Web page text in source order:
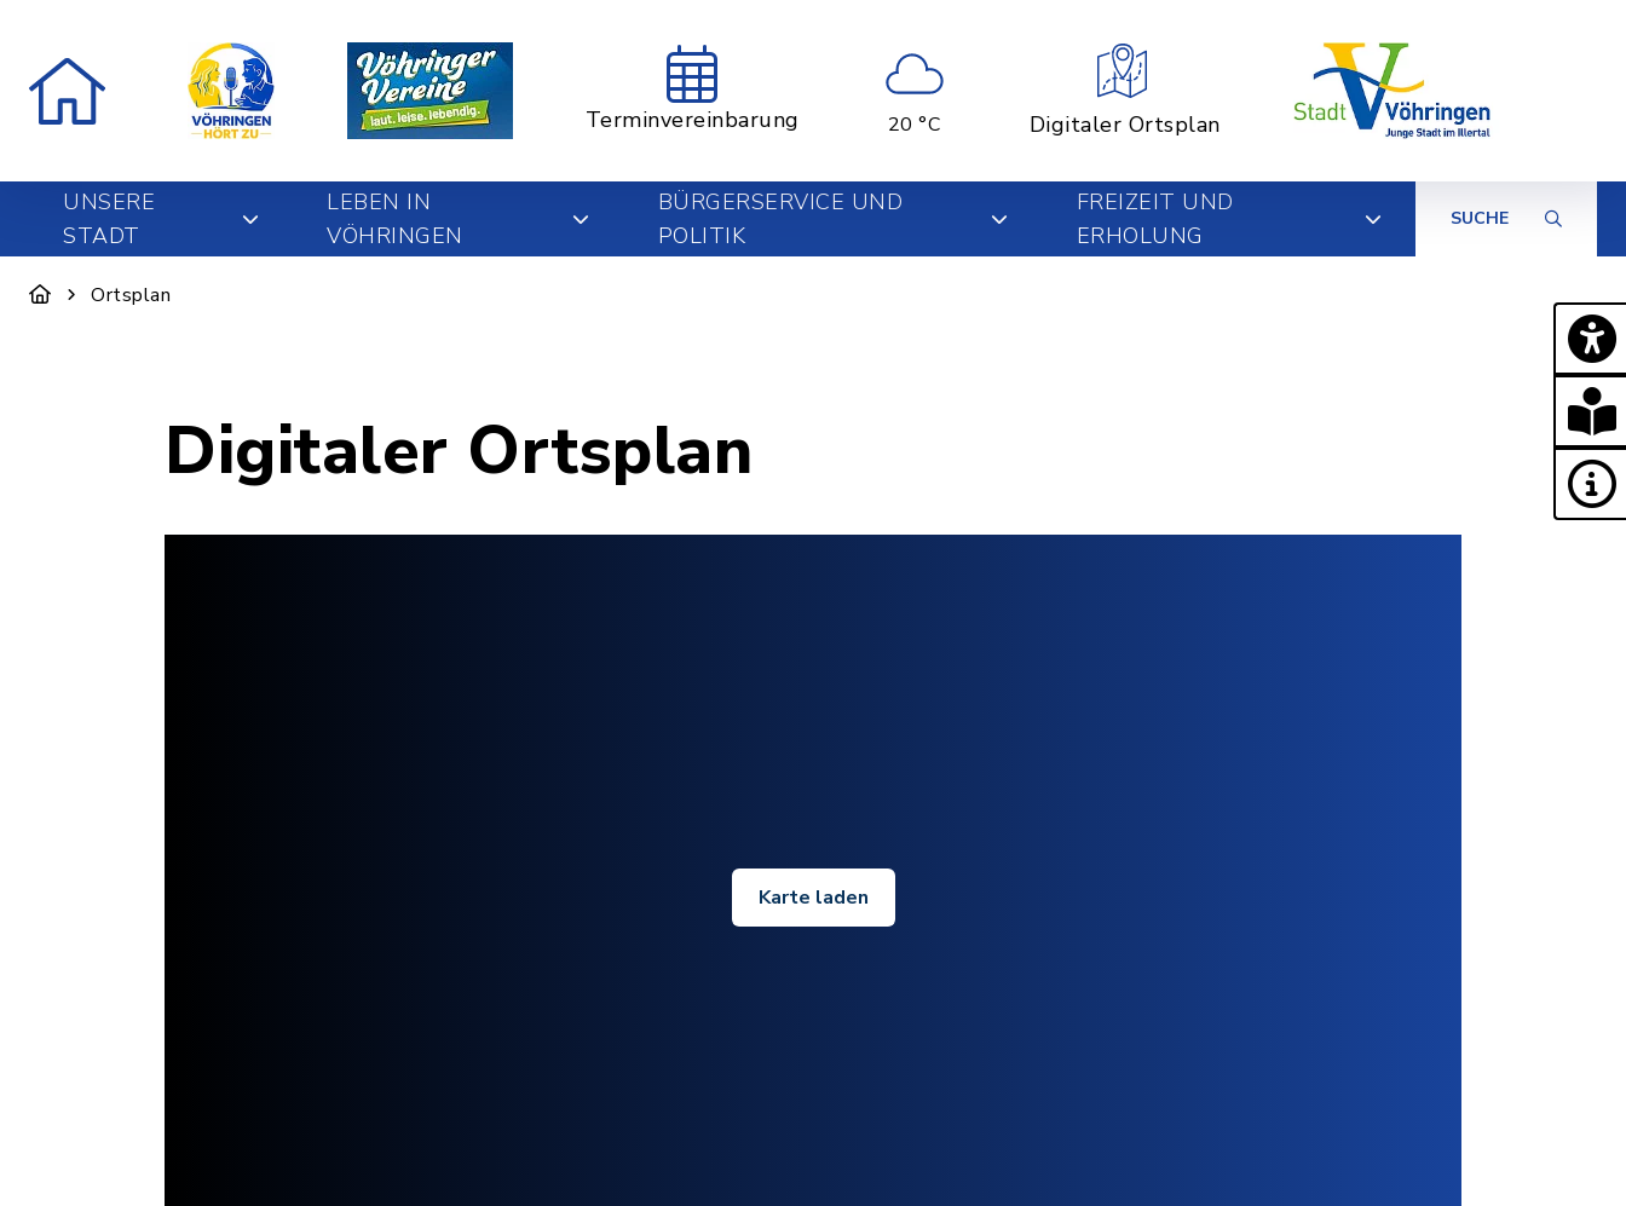
Terminvereinbarung 20 °C Digitaler Ortsplan
UNSERE
STADT
LEBEN IN
VÖHRINGEN
BÜRGERSERVICE UND
POLITIK
FREIZEIT UND
ERHOLUNG
SUCHE
Ortsplan
Digitaler Ortsplan
Karte laden